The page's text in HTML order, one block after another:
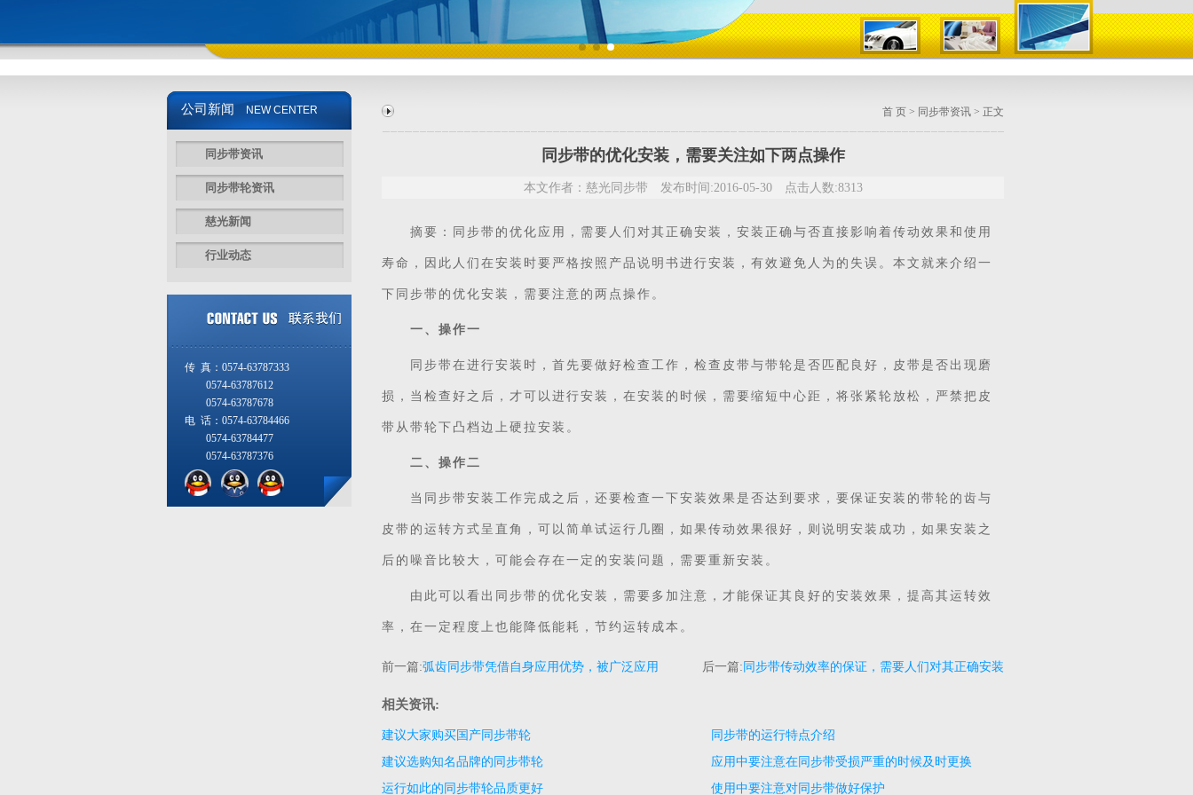
公司新闻 NEW CENTER
同步带资讯
同步带轮资讯
慈光新闻
行业动态
传 真：0574-63787333
0574-63787612
0574-63787678
电 话：0574-63784466
0574-63784477
0574-63787376
首 页 > 同步带资讯 > 正文
同步带的优化安装，需要关注如下两点操作
本文作者：慈光同步带 发布时间:2016-05-30 点击人数:8313
摘要： 同步带 的优化应用，需要人们对其正确安装，安装正确与否直接影响着传动效果和使用
寿命，因此人们在安装时要严格按照产品说明书进行安装，有效避免人为的失误。本文就来介绍一
下同步带的优化安装，需要注意的两点操作。
一、操作一
同步带在进行安装时，首先要做好检查工作，检查皮带与带轮是否匹配良好，皮带是否出现磨
损，当检查好之后，才可以进行安装，在安装的时候，需要缩短中心距，将张紧轮放松，严禁把皮
带从带轮下凸档边上硬拉安装。
二、操作二
当同步带安装工作完成之后，还要检查一下安装效果是否达到要求，要保证安装的带轮的齿与
皮带的运转方式呈直角，可以简单试运行几圈，如果传动效果很好，则说明安装成功，如果安装之
后的噪音比较大，可能会存在一定的安装问题，需要重新安装。
由此可以看出同步带的优化安装，需要多加注意，才能保证其良好的安装效果，提高其运转效
率，在一定程度上也能降低能耗，节约运转成本。
前一篇:弧齿同步带凭借自身应用优势，被广泛应用 后一篇: 同步带传动效率的保证，需要人们对其正确安装
相关资讯:
建议大家购买国产同步带轮
同步带的运行特点介绍
建议选购知名品牌的同步带轮
应用中要注意在同步带受损严重的时候及时更换
运行如此的同步带轮品质更好
使用中要注意对同步带做好保护